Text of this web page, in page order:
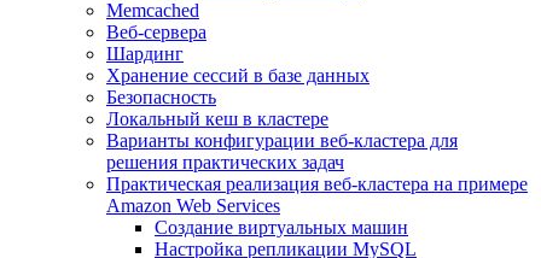
Memcached
Веб-сервера
Шардинг
Хранение сессий в базе данных
Безопасность
Локальный кеш в кластере
Варианты конфигурации веб-кластера для
решения практических задач
Практическая реализация веб-кластера на примере
Amazon Web Services
Создание виртуальных машин
Настройка репликации MySQL